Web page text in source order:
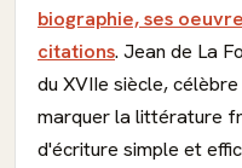
biographie, ses
citations. Jean de La
du XVIIe siècle,
marquer la littérature
d'écriture simple et